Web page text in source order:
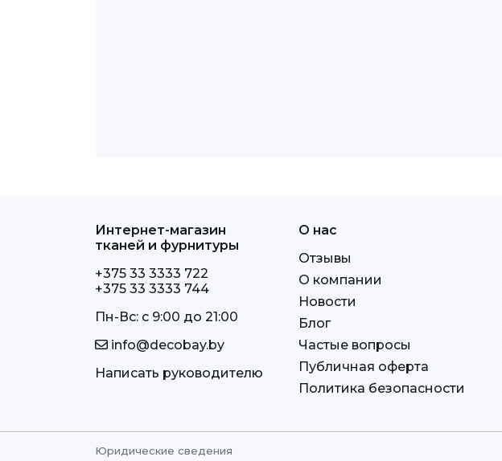
Интернет-магазин
тканей и фурнитуры
+375 33 3333 722
+375 33 3333 744
Пн-Вс: c 9:00 до 21:00
info@decobay.by
Написать руководителю
О нас
Отзывы
О компании
Новости
Блог
Частые вопросы
Публичная оферта
Политика безопасности
Юридические сведения